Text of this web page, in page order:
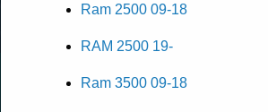
Ram 2500 09-18
RAM 2500 19-
Ram 3500 09-18